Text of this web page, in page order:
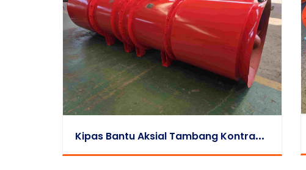
K
Ipas Bantu Aksial Tambang Kontra-Rotasi Seri FKD